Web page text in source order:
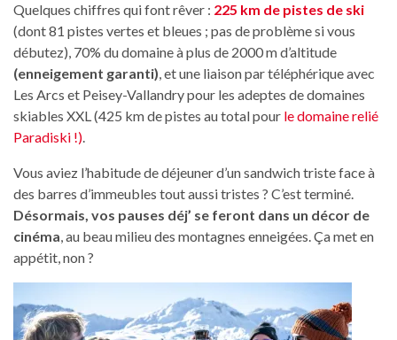
Quelques chiffres qui font rêver : 225 km de pistes de ski
(dont 81 pistes vertes et bleues ; pas de problème si vous
débutez), 70% du domaine à plus de 2000 m d’altitude
(enneigement garanti), et une liaison par téléphérique avec
Les Arcs et Peisey-Vallandry pour les adeptes de domaines
skiables XXL (425 km de pistes au total pour le domaine relié
Paradiski !).
Vous aviez l’habitude de déjeuner d’un sandwich triste face à
des barres d’immeubles tout aussi tristes ? C’est terminé.
Désormais, vos pauses déj’ se feront dans un décor de
cinéma, au beau milieu des montagnes enneigées. Ça met en
appétit, non ?